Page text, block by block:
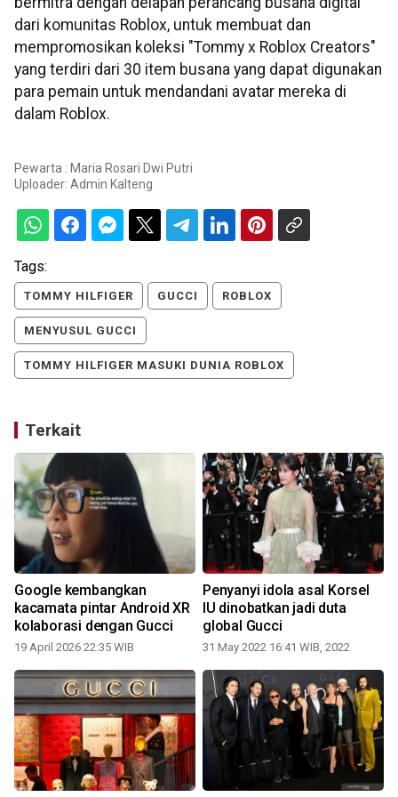
dari komunitas Roblox, untuk membuat dan
mempromosikan koleksi "Tommy x Roblox Creators"
yang terdiri dari 30 item busana yang dapat digunakan
para pemain untuk mendandani avatar mereka di
dalam Roblox.
Pewarta : Maria Rosari Dwi Putri
Uploader: Admin Kalteng
Tags:
TOMMY HILFIGER GUCCI ROBLOX
MENYUSUL GUCCI
TOMMY HILFIGER MASUKI DUNIA ROBLOX
Terkait
Google kembangkan
kacamata pintar Android XR
kolaborasi dengan Gucci
19 April 2026 22:35 WIB
Penyanyi idola asal Korsel
IU dinobatkan jadi duta
global Gucci
31 May 2022 16:41 WIB, 2022